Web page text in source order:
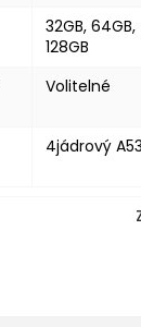
32GB, 64GB,
128GB
Volitelné
4jádrový A53